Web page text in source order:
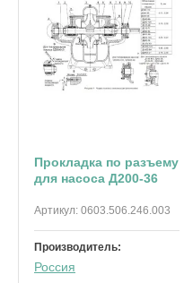
Прокладка по разъему
для насоса Д200-36
Артикул: 0603.506.246.003
Производитель:
Россия